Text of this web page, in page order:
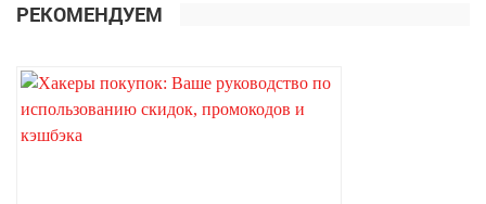
РЕКОМЕНДУЕМ